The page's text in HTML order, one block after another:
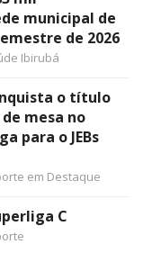
municipal de
de 2026
Ibirubá
o título
mesa no
para o JEBs
em Destaque
C